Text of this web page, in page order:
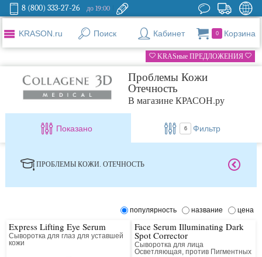
8 (800) 333-27-26 до 19:00
KRASON.ru Поиск Кабинет 0 Корзина
KRASные ПРЕДЛОЖЕНИЯ
Проблемы Кожи
Отечность
В магазине КРАСОН.ру
Показано 6 Фильтр
ПРОБЛЕМЫ КОЖИ. ОТЕЧНОСТЬ
популярность название цена
Express Lifting Eye Serum
Сыворотка для глаз для уставшей
кожи
Face Serum Illuminating Dark
Spot Corrector
Сыворотка для лица
Осветляющая, против Пигментных